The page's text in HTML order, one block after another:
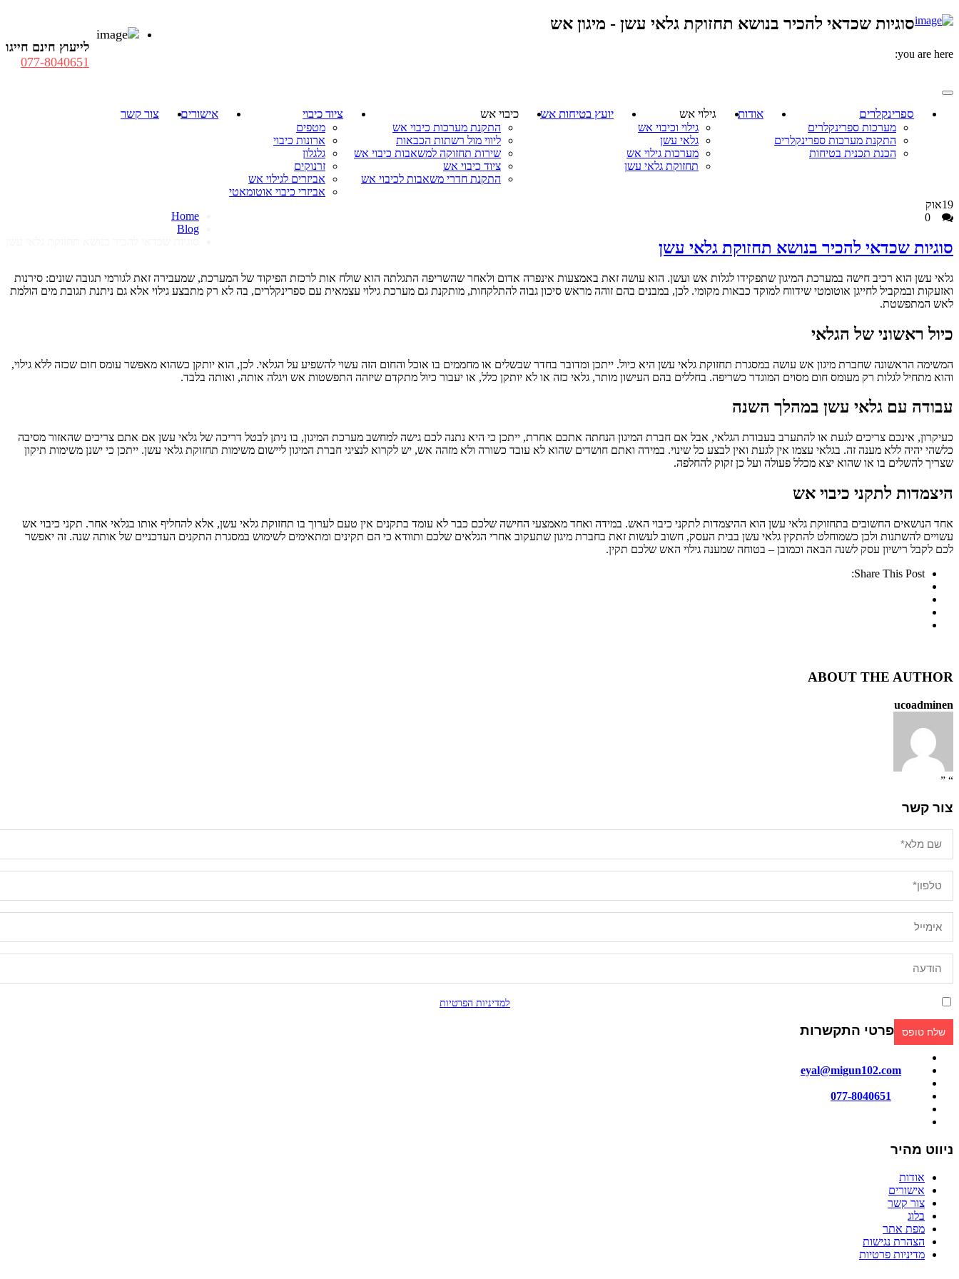
לייעוץ חינם חייגו
077-8040651
ספרינקלרים
מערכות ספרינקלרים
התקנת מערכות ספרינקלרים
הכנת תכנית בטיחות
אודות גילוי אש
גילוי וכיבוי אש
גלאי עשן
מערכות גילוי אש
תחזוקת גלאי עשן
יועץ בטיחות אש כיבוי אש
התקנת מערכות כיבוי אש
ליווי מול רשתות הכבאות
שירות תחזוקה למשאבות כיבוי אש
ציוד כיבוי אש
התקנת חדרי משאבות לכיבוי אש
ציוד כיבוי
מטפים
ארונות כיבוי
גלגלון
זרנוקים
אביזרים לגילוי אש
אביזרי כיבוי אוטומאטי
אישורים צור קשר
סוגיות שכדאי להכיר בנושא תחזוקת גלאי עשן - מיגון אש
you are here:
Home
Blog
19אוק
סוגיות שכדאי להכיר בנושא תחזוקת גלאי עשן
גלאי עשן הוא רכיב חישה במערכת המיגון שתפקידו לגלות אש ועשן. הוא עושה זאת באמצעות אינפרה אדום ולאחר שהשריפה התגלתה הוא שולח אות לרכזת הפיקוד של המערכת, שמעבירה זאת לגורמי תגובה שונים: סירנות
ואזעקות ובמקביל לחייגן אוטומטי שידווח למוקד כבאות מקומי. לכן, במבנים בהם זוהה מראש סיכון גבוה להתלקחות, מותקנת גם מערכת גילוי עצמאית עם ספרינקלרים, בה לא רק מתבצע גילוי אלא גם ניתנת תגובת מים הולמת
לאש המתפשטת.
כיול ראשוני של הגלאי
המשימה הראשונה שחברת מיגון אש עושה במסגרת תחזוקת גלאי עשן היא כיול. ייתכן ומדובר בחדר שבשלים או מחממים בו אוכל והחום הזה עשוי להשפיע על הגלאי. לכן, הוא יותקן כשהוא מאפשר עומס חום שכזה ללא גילוי,
והוא מתחיל לגלות רק מעומס חום מסוים המוגדר כשריפה. בחללים בהם העישון מותר, גלאי כזה או לא יותקן כלל, או יעבור כיול מתקדם שיזהה התפשטות אש ויגלה אותה, ואותה בלבד.
עבודה עם גלאי עשן במהלך השנה
כעיקרון, אינכם צריכים לגעת או להתערב בעבודת הגלאי, אבל אם חברת המיגון הנחתה אתכם אחרת, ייתכן כי היא נתנה לכם גישה למחשב מערכת המיגון, בו ניתן לבטל דריכה של גלאי עשן אם אתם צריכים שהאזור מסיבה
כלשהי יהיה ללא מענה זה. בגלאי עצמו אין לגעת ואין לבצע כל שינוי. במידה ואתם חושדים שהוא לא עובד כשורה ולא מזהה אש, יש לקרוא לנציגי חברת המיגון ליישום משימות תחזוקת גלאי עשן. ייתכן כי ישנן משימות תיקון
שצריך להשלים בו או שהוא יצא מכלל פעולה ועל כן זקוק להחלפה.
היצמדות לתקני כיבוי אש
אחד הנושאים החשובים בתחזוקת גלאי עשן הוא ההיצמדות לתקני כיבוי האש. במידה ואחד מאמצעי החישה שלכם כבר לא עומד בתקנים אין טעם לערוך בו תחזוקת גלאי עשן, אלא להחליף אותו בגלאי אחר. תקני כיבוי אש
עשויים להשתנות ולכן כשמוחלט להתקין גלאי עשן בבית העסק, חשוב לעשות זאת בחברת מיגון שתעקוב אחרי הגלאים שלכם ותוודא כי הם תקינים ומתאימים לשימוש במסגרת התקנים העדכניים של אותה שנה. זה יאפשר
לכם לקבל רישיון עסק לשנה הבאה וכמובן – בטוחה שמענה גילוי האש שלכם תקין.
Share This Post:
ABOUT THE AUTHOR
ucoadminen
“ ”
צור קשר
למדיניות הפרטיות
פרטי התקשרות
eyal@migun102.com
077-8040651
ניווט מהיר
אודות
אישורים
צור קשר
בלוג
מפת אתר
הצהרת נגישות
מדיניות פרטיות